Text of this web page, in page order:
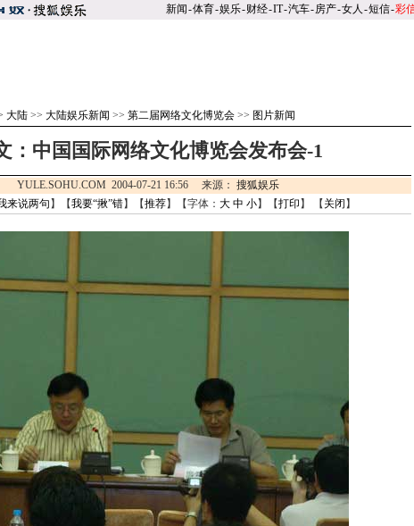
新闻-体育-娱乐-财经-IT-汽车-房产-女人 -短信-彩
大陆 >> 大陆娱乐新闻 >> 第二届网络文化博览会 >> 图片新闻
：中国国际网络文化博览会发布会-1
YULE.SOHU.COM 2004-07-21 16:56 来源： 搜狐娱乐
来说两句 】【我要“揪”错】【推荐】【字体： 大 中 小】【打印 】 【 关闭 】